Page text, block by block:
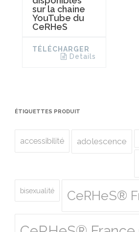
sur la chaine
YouTube du
CeRHeS
TÉLÉCHARGER
Details
ÉTIQUETTES PRODUIT
accessibilité adolescence
bisexualité CeRHeS®